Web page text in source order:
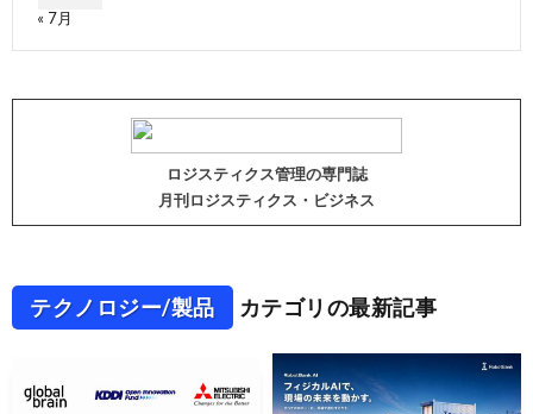
« 7月
ロジスティクス管理の専門誌
月刊ロジスティクス・ビジネス
テクノロジー/製品 カテゴリの最新記事